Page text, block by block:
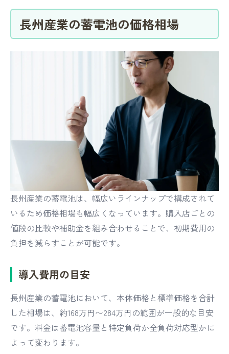
長州産業の蓄電池の価格相場
長州産業の蓄電池は、幅広いラインナップで構成されて
いるため価格相場も幅広くなっています。購入店ごとの
値段の比較や補助金を組み合わせることで、初期費用の
負担を減らすことが可能です。
導入費用の目安
長州産業の蓄電池において、本体価格と標準価格を合計
した相場は、約168万円〜284万円の範囲が一般的な目安
です。料金は蓄電池容量と特定負荷か全負荷対応型かに
よって変わります。